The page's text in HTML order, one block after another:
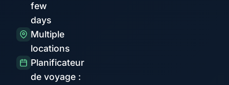
few
days
Multiple
locations
Planificateur
de voyage :